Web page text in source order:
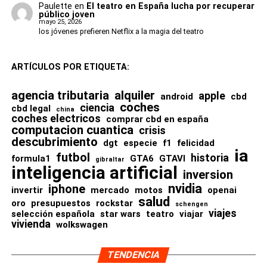
generación está preparada para volver a pelear por un
Mundial.
aterradoras.
Los mosasaurios eran reptiles marinos gigantescos que
cuerpos hidrodinámicos
enormes colas para impulsarse
mandíbulas masivas
visión adaptada a la caza marina
Algunas especies llegaron a convertirse en auténticos
superdepredadores oceánicos.
El nuevoTylosaurus rex
los ejemplos más extremos descubiertos hasta ahora.
órganos internos
dentición
tejidos internos
todo ello sin necesidad de destruir el espécimen.
Flores CBD y aceites: los
productos más populares
Dentro del mercado actual, las flores CBD siguen siendo
uno de los formatos más demandados por los
consumidores.
Muchas personas buscan variedades con aromas intensos,
Paralelamente, los aceites CBD continúan creciendo
Paulette en El teatro en España lucha por recuperar
público joven
mayo 25, 2026
los jóvenes prefieren Netflix a la magia del teatro
ARTÍCULOS POR ETIQUETA:
agencia tributaria alquiler android apple cbd
cbd legal
china ciencia coches
coches electricos comprar cbd en españa
computacion cuantica crisis
descubrimiento dgt especie f1
felicidad
formula1
futbol gibraltar GTA6 GTAVI historia ia
inteligencia artificial inversion
invertir iphone mercado motos nvidia openai
oro
presupuestos rockstar salud schengen
selección española star wars teatro viajar viajes
vivienda wolkswagen
TENDENCIA